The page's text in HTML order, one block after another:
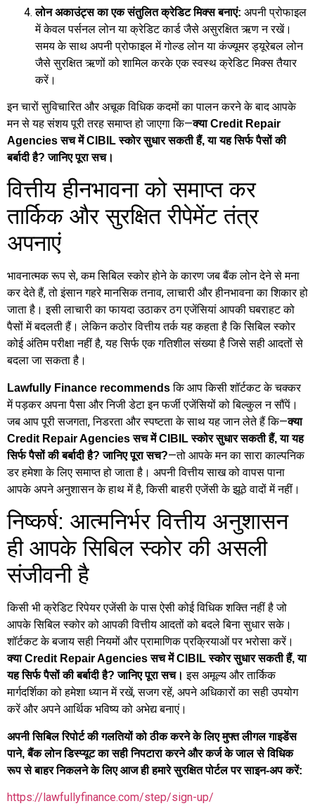
लोन अकाउंट्स का एक संतुलित क्रेडिट मिक्स बनाएं: अपनी प्रोफाइल
में केवल पर्सनल लोन या क्रेडिट कार्ड जैसे असुरक्षित ऋण न रखें।
समय के साथ अपनी प्रोफाइल में गोल्ड लोन या कंज्यूमर ड्यूरेबल लोन
जैसे सुरक्षित ऋणों को शामिल करके एक स्वस्थ क्रेडिट मिक्स तैयार
करें।
इन चारों सुविचारित और अचूक विधिक कदमों का पालन करने के बाद आपके
मन से यह संशय पूरी तरह समाप्त हो जाएगा कि—क्या Credit Repair
Agencies सच में CIBIL स्कोर सुधार सकती हैं, या यह सिर्फ पैसों की
बर्बादी है? जानिए पूरा सच।
वित्तीय हीनभावना को समाप्त कर
तार्किक और सुरक्षित रीपेमेंट तंत्र
अपनाएं
भावनात्मक रूप से, कम सिबिल स्कोर होने के कारण जब बैंक लोन देने से मना
कर देते हैं, तो इंसान गहरे मानसिक तनाव, लाचारी और हीनभावना का शिकार हो
जाता है। इसी लाचारी का फायदा उठाकर ठग एजेंसियां आपकी घबराहट को
पैसों में बदलती हैं। लेकिन कठोर वित्तीय तर्क यह कहता है कि सिबिल स्कोर
कोई अंतिम परीक्षा नहीं है, यह सिर्फ एक गतिशील संख्या है जिसे सही आदतों से
बदला जा सकता है।
Lawfully Finance recommendsकि आप किसी शॉर्टकट के चक्कर
में पड़कर अपना पैसा और निजी डेटा इन फर्जी एजेंसियों को बिल्कुल न सौंपें।
जब आप पूरी सजगता, निडरता और स्पष्टता के साथ यह जान लेते हैं कि—क्या
Credit Repair Agencies सच में CIBIL स्कोर सुधार सकती हैं, या यह
सिर्फ पैसों की बर्बादी है? जानिए पूरा सच?—तो आपके मन का सारा काल्पनिक
डर हमेशा के लिए समाप्त हो जाता है। अपनी वित्तीय साख को वापस पाना
आपके अपने अनुशासन के हाथ में है, किसी बाहरी एजेंसी के झूठे वादों में नहीं।
निष्कर्ष: आत्मनिर्भर वित्तीय अनुशासन
ही आपके सिबिल स्कोर की असली
संजीवनी है
किसी भी क्रेडिट रिपेयर एजेंसी के पास ऐसी कोई विधिक शक्ति नहीं है जो
आपके सिबिल स्कोर को आपकी वित्तीय आदतों को बदले बिना सुधार सके।
शॉर्टकट के बजाय सही नियमों और प्रामाणिक प्रक्रियाओं पर भरोसा करें।
क्या Credit Repair Agencies सच में CIBIL स्कोर सुधार सकती हैं, या
यह सिर्फ पैसों की बर्बादी है? जानिए पूरा सच। इस अमूल्य और तार्किक
मार्गदर्शिका को हमेशा ध्यान में रखें, सजग रहें, अपने अधिकारों का सही उपयोग
करें और अपने आर्थिक भविष्य को अभेद्य बनाएं।
अपनी सिबिल रिपोर्ट की गलतियों को ठीक करने के लिए मुफ्त लीगल गाइडेंस
पाने, बैंक लोन डिस्प्यूट का सही निपटारा करने और कर्ज के जाल से विधिक
रूप से बाहर निकलने के लिए आज ही हमारे सुरक्षित पोर्टल पर साइन-अप करें:
https://lawfullyfinance.com/step/sign-up/